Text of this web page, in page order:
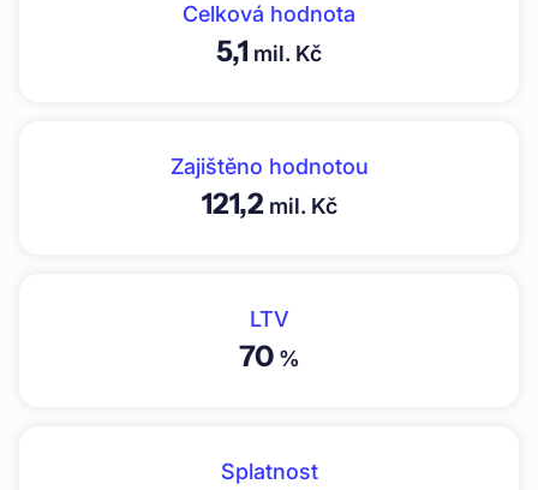
Celková hodnota
5,1 mil. Kč
Zajištěno hodnotou
121,2mil. Kč
LTV
70%
Splatnost